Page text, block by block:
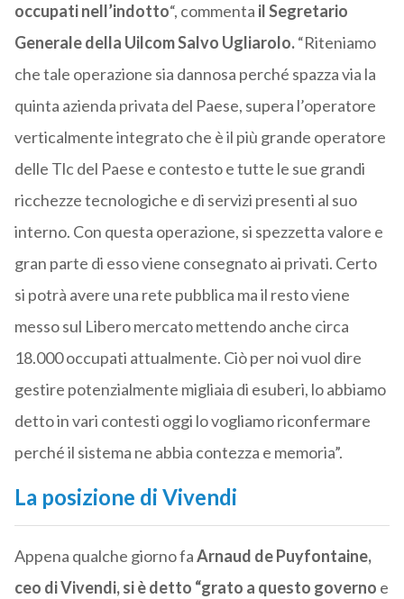
occupati nell’indotto“, commenta il Segretario
Generale della Uilcom Salvo Ugliarolo.“Riteniamo
che tale operazione sia dannosa perché spazza via la
quinta azienda privata del Paese, supera l’operatore
verticalmente integrato che è il più grande operatore
delle Tlc del Paese e contesto e tutte le sue grandi
ricchezze tecnologiche e di servizi presenti al suo
interno. Con questa operazione, si spezzetta valore e
gran parte di esso viene consegnato ai privati. Certo
si potrà avere una rete pubblica ma il resto viene
messo sul Libero mercato mettendo anche circa
18.000 occupati attualmente. Ciò per noi vuol dire
gestire potenzialmente migliaia di esuberi, lo abbiamo
detto in vari contesti oggi lo vogliamo riconfermare
perché il sistema ne abbia contezza e memoria”.
La posizione di Vivendi
Appena qualche giorno faArnaud de Puyfontaine,
ceo di Vivendi, si è detto “grato a questo governo e